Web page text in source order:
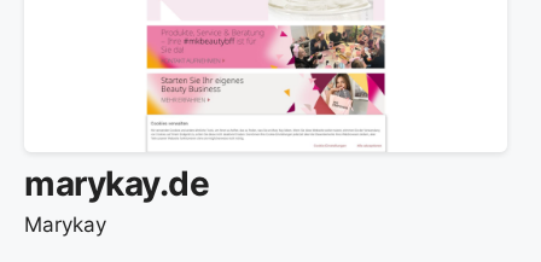
marykay.de
Marykay